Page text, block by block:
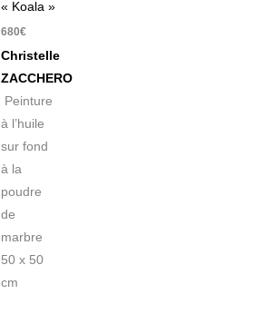
« Koala »
680€
Christelle
ZACCHERO
Peinture
à l’huile
sur fond
à la
poudre
de
marbre
50 x 50
cm